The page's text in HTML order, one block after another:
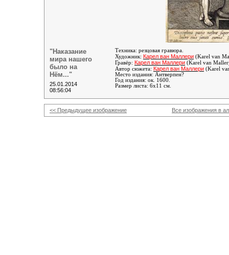
"Наказание
мира нашего
было на
Нём..."
25.01.2014
08:56:04
Техника: резцовая гравюра.
Художник: Карел ван Маллери (Karel van
Гравёр: Карел ван Маллери (Karel van
Автор сюжета: Карел ван Маллери (Karel
Место издания: Антверпен?
Год издания: ок. 1600.
Размер листа: 6х11 см.
<< Предыдущее изображение Все изображения в